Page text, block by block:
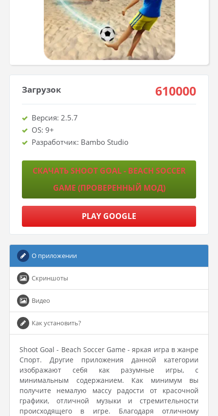
Загрузок 610000
Версия: 2.5.7
OS: 9+
Разработчик: Bambo Studio
СКАЧАТЬ SHOOT GOAL - BEACH SOCCER
GAME (ПРОВЕРЕННЫЙ МОД)
PLAY GOOGLE
О приложении
Скриншоты
Видео
Как установить?
Shoot Goal - Beach Soccer Game - яркая игра в жанре
Спорт. Другие приложения данной категории
изображают себя как разумные игры, с
минимальным содержанием. Как минимум вы
получите немалую массу радости от красочной
графики, отличной музыки и стремительности
происходящего в игре. Благодаря отличному